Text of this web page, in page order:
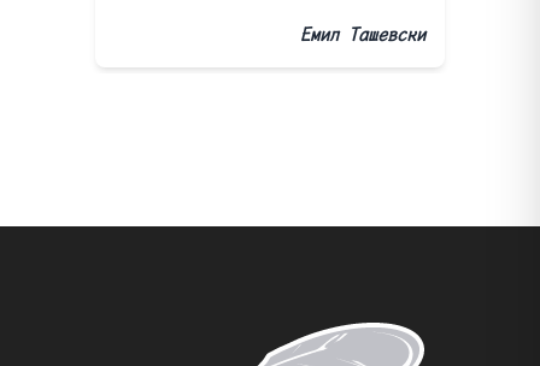
Емил Ташевски